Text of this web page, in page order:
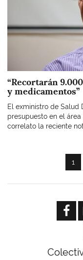
“Recortarán
y medicamentos”
El exministro de Salud
presupuesto en el
correlato la reciente
1